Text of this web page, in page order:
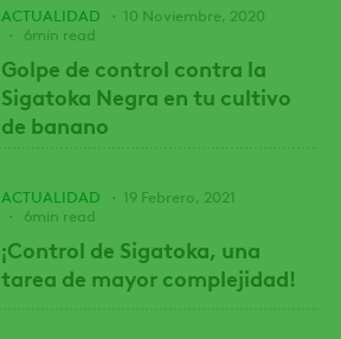
ACTUALIDAD
10 Noviembre, 2020
6min read
Golpe de control contra la
Sigatoka Negra en tu cultivo
de banano
ACTUALIDAD
19 Febrero, 2021
6min read
¡Control de Sigatoka, una
tarea de mayor complejidad!